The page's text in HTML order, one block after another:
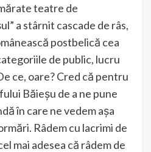
teatre de
a stârnit cascade de râs,
postbelică cea
de public, lucru
ce, oare? Cred că pentru
Băieșu de a ne pune
în care ne vedem așa
Râdem cu lacrimi de
mai adesea că râdem de